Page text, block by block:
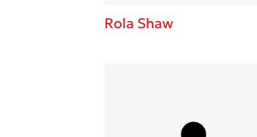
Rola Shaw